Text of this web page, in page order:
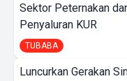
Sektor Peternakan
Penyaluran KUR
TUBABA
Luncurkan Gerakan